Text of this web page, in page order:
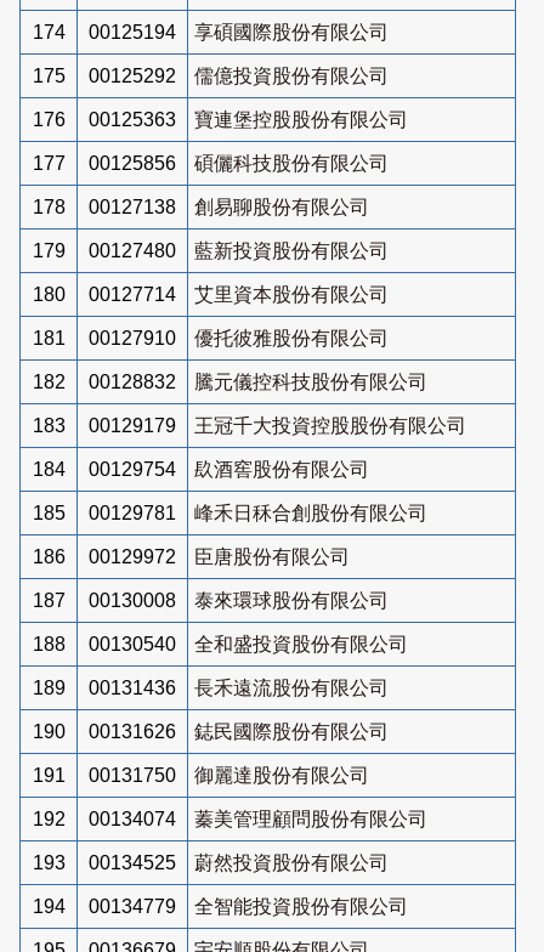
174 00125194 享碩國際股份有限公司
175 00125292 儒億投資股份有限公司
176 00125363 寶連堡控股股份有限公司
177 00125856 碩儷科技股份有限公司
178 00127138 創易聊股份有限公司
179 00127480 藍新投資股份有限公司
180 00127714 艾里資本股份有限公司
181 00127910 優托彼雅股份有限公司
182 00128832 騰元儀控科技股份有限公司
183 00129179 王冠千大投資控股股份有限公司
184 00129754 镹酒窖股份有限公司
185 00129781 峰禾日秝合創股份有限公司
186 00129972 臣唐股份有限公司
187 00130008 泰來環球股份有限公司
188 00130540 全和盛投資股份有限公司
189 00131436 長禾遠流股份有限公司
190 00131626 鋕民國際股份有限公司
191 00131750 御麗達股份有限公司
192 00134074 蓁美管理顧問股份有限公司
193 00134525 蔚然投資股份有限公司
194 00134779 全智能投資股份有限公司